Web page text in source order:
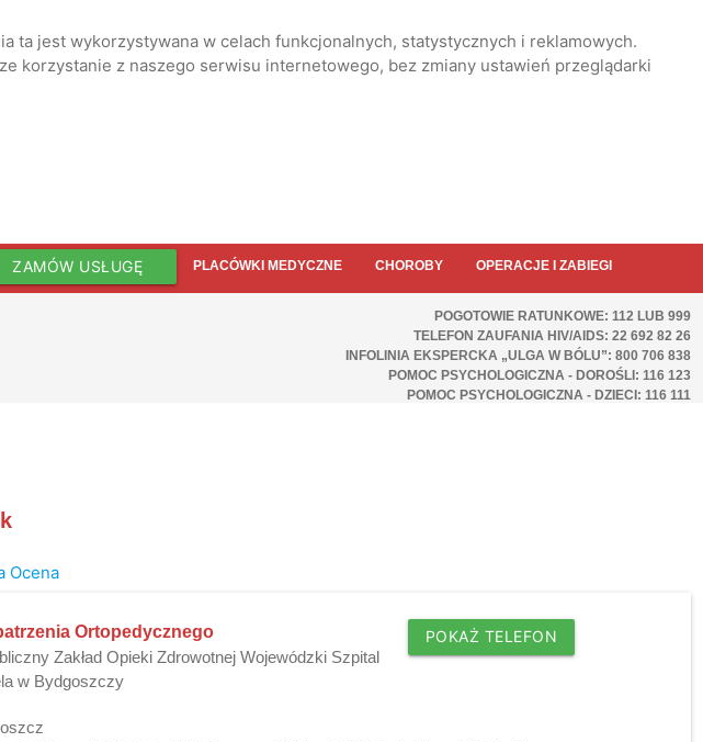
jest wykorzystywana w celach funkcjonalnych, statystycznych i reklamowych.
korzystanie z naszego serwisu internetowego, bez zmiany ustawień przeglądarki
ZAMÓW USŁUGĘ PLACÓWKI MEDYCZNE CHOROBY OPERACJE I ZABIEGI
POGOTOWIE RATUNKOWE: 112 LUB 999
TELEFON ZAUFANIA HIV/AIDS: 22 692 82 26
INFOLINIA EKSPERCKA „ULGA W BÓLU”: 800 706 838
POMOC PSYCHOLOGICZNA - DOROŚLI: 116 123
POMOC PSYCHOLOGICZNA - DZIECI: 116 111
Ocena
Ortopedycznego
Zakład Opieki Zdrowotnej Wojewódzki Szpital
w Bydgoszczy
POKAŻ TELEFON